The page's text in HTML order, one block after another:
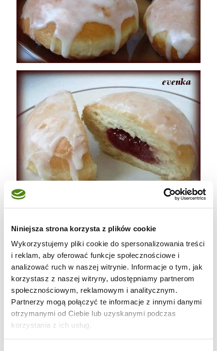
Niniejsza strona korzysta z plików cookie
Wykorzystujemy pliki cookie do spersonalizowania treści
i reklam, aby oferować funkcje społecznościowe i
analizować ruch w naszej witrynie. Informacje o tym, jak
korzystasz z naszej witryny, udostępniamy partnerom
społecznościowym, reklamowym i analitycznym.
Partnerzy mogą połączyć te informacje z innymi danymi
otrzymanymi od Ciebie lub uzyskanymi podczas
korzystania z ich usług.
Składniki:
- 1 kg mąki
- 3 żółtka + 2 całe jajka
- 3/4 szkl. cukru
- 3/4 szkl. oleju lub stopionego masła (z
olejem pączki będą bardziej "wilgotne")
- 5 dag drożdży świeżych lub 14 g suszonych